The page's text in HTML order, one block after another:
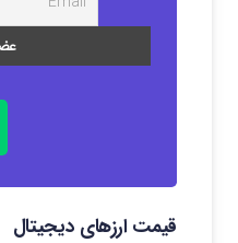
قیمت ارزهای دیجیتال